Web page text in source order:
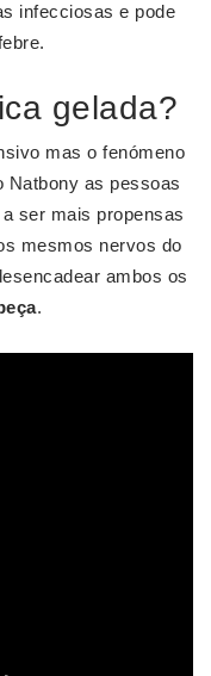
infecciosas e pode
gelada?
mas o fenómeno
Natbony as pessoas
ser mais propensas
mesmos nervos do
ambos os
.